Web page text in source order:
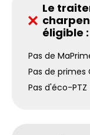
Le
éligible :
Pas de
Pas de primes
Pas d'éco-PTZ